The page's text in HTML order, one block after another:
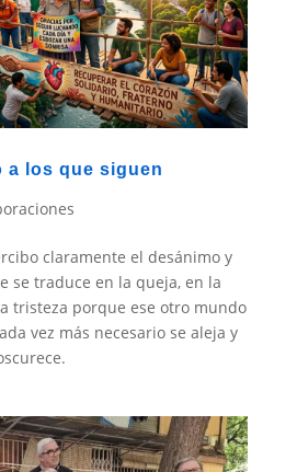
a los que siguen
claramente el desánimo y
se traduce en la queja, en la
tristeza porque ese otro mundo
vez más necesario se aleja y